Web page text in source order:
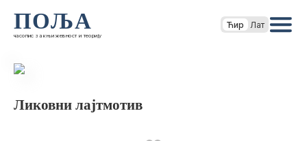
ПОЉА
часопис за књижевност и теорију
Ћир Лат
Ликовни лајтмотив